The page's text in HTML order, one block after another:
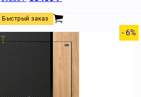
Быстрый заказ
- 6%